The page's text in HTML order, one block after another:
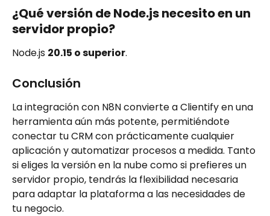
¿Qué versión de Node.js necesito en un
servidor propio?
Node.js 20.15 o superior.
Conclusión
La integración con N8N convierte a Clientify en una
herramienta aún más potente, permitiéndote
conectar tu CRM con prácticamente cualquier
aplicación y automatizar procesos a medida. Tanto
si eliges la versión en la nube como si prefieres un
servidor propio, tendrás la flexibilidad necesaria
para adaptar la plataforma a las necesidades de
tu negocio.